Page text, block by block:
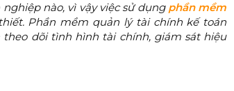
nào, vì vậy việc sử dụng phần mềm
Phần mềm quản lý tài chính kế toán
dõi tình hình tài chính, giám sát hiệu